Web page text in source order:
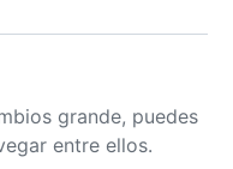
grande, puedes
entre ellos.